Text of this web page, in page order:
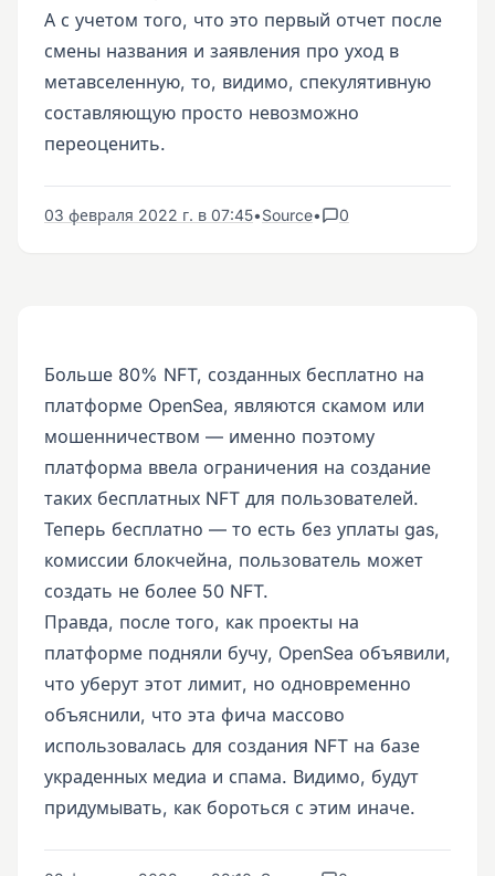
А с учетом того, что это первый отчет после
смены названия и заявления про уход в
метавселенную, то, видимо, спекулятивную
составляющую просто невозможно
переоценить.
03 февраля 2022 г. в 07:45•Source• 0
Больше 80% NFT, созданных бесплатно на
платформе OpenSea, являются скамом или
мошенничеством — именно поэтому
платформа ввела ограничения на создание
таких бесплатных NFT для пользователей.
Теперь бесплатно — то есть без уплаты gas,
комиссии блокчейна, пользователь может
создать не более 50 NFT.
Правда, после того, как проекты на
платформе подняли бучу, OpenSea объявили,
что уберут этот лимит, но одновременно
объяснили, что эта фича массово
использовалась для создания NFT на базе
украденных медиа и спама. Видимо, будут
придумывать, как бороться с этим иначе.